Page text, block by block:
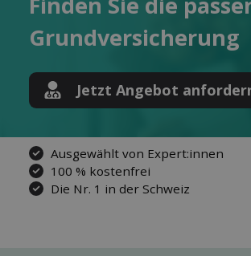
Grund­versicherung
Jetzt Angebot
Ausgewählt von Expert:innen
100 % kostenfrei
Die Nr. 1 in der Schweiz